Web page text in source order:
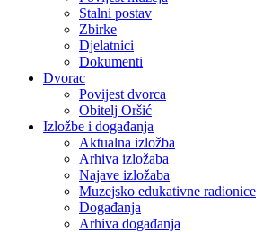
Stalni postav
Zbirke
Djelatnici
Dokumenti
Dvorac
Povijest dvorca
Obitelj Oršić
Izložbe i događanja
Aktualna izložba
Arhiva izložaba
Najave izložaba
Muzejsko edukativne radionice
Događanja
Arhiva događanja